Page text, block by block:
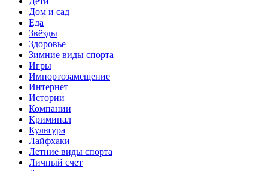
Дом и сад
Еда
Звёзды
Здоровье
Зимние виды спорта
Игры
Импортозамещение
Интернет
Истории
Компании
Криминал
Культура
Лайфхаки
Летние виды спорта
Личный счет